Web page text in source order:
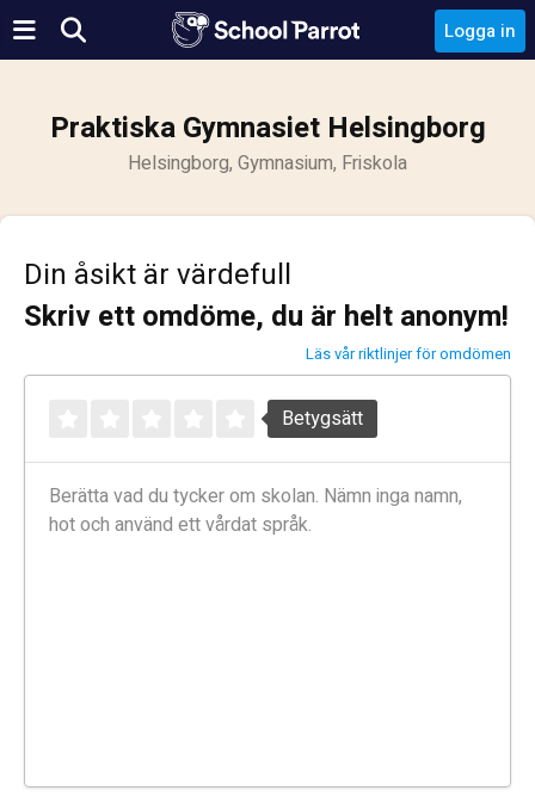
Logga in
Praktiska Gymnasiet Helsingborg
Helsingborg, Gymnasium, Friskola
Din åsikt är värdefull
Skriv ett omdöme, du är helt anonym!
Läs vår riktlinjer för omdömen
Betygsätt